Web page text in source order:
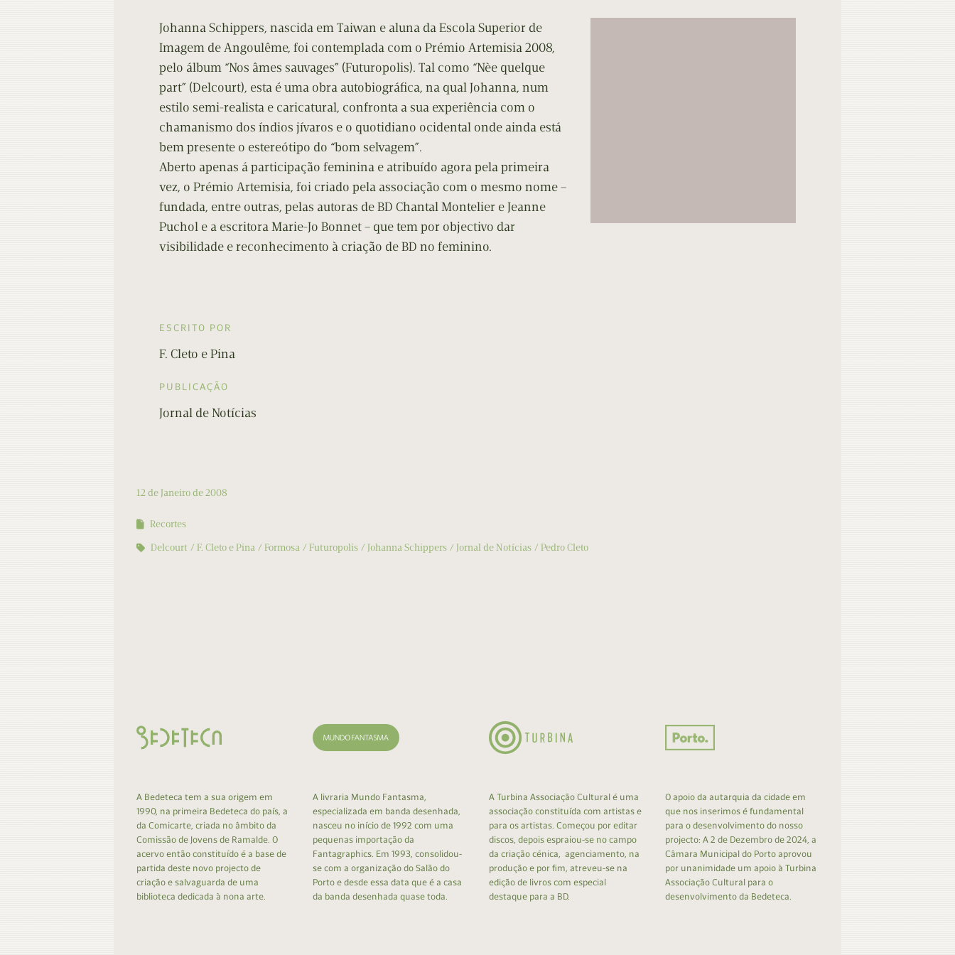
Johanna Schippers, nascida em Taiwan e aluna da Escola Superior de
Imagem de Angoulême, foi contemplada com o Prémio Artemisia 2008,
pelo álbum “Nos âmes sauvages” (Futuropolis). Tal como “Nèe quelque
part” (Delcourt), esta é uma obra autobiográfica, na qual Johanna, num
estilo semi-realista e caricatural, confronta a sua experiência com o
chamanismo dos índios jívaros e o quotidiano ocidental onde ainda está
bem presente o estereótipo do “bom selvagem”.
Aberto apenas á participação feminina e atribuído agora pela primeira
vez, o Prémio Artemisia, foi criado pela associação com o mesmo nome –
fundada, entre outras, pelas autoras de BD Chantal Montelier e Jeanne
Puchol e a escritora Marie-Jo Bonnet – que tem por objectivo dar
visibilidade e reconhecimento à criação de BD no feminino.
ESCRITO POR
F. Cleto e Pina
PUBLICAÇÃO
Jornal de Notícias
12 de Janeiro de 2008
Recortes
Delcourt
F. Cleto e Pina Formosa Futuropolis Johanna Schippers Jornal de Notícias Pedro Cleto
A Bedeteca tem a sua origem em
1990, na primeira Bedeteca do país, a
da Comicarte, criada no âmbito da
Comissão de Jovens de Ramalde. O
acervo então constituído é a base de
partida deste novo projecto de
criação e salvaguarda de uma
biblioteca dedicada à nona arte.
A livraria Mundo Fantasma,
especializada em banda desenhada,
nasceu no início de 1992 com uma
pequenas importação da
Fantagraphics. Em 1993, consolidou-
se com a organização do Salão do
Porto e desde essa data que é a casa
da banda desenhada quase toda.
A Turbina Associação Cultural é uma
associação constituída com artistas e
para os artistas. Começou por editar
discos, depois espraiou-se no campo
da criação cénica, agenciamento, na
produção e por fim, atreveu-se na
edição de livros com especial
destaque para a BD.
O apoio da autarquia da cidade em
que nos inserimos é fundamental
para o desenvolvimento do nosso
projecto: A 2 de Dezembro de 2024, a
Câmara Municipal do Porto aprovou
por unanimidade um apoio à Turbina
Associação Cultural para o
desenvolvimento da Bedeteca.